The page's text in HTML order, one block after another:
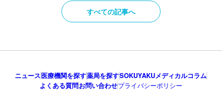
すべての記事へ
ニュース医療機関を探す薬局を探すSOKUYAKUメディカルコラム
よくある質問お問い合わせプライバシーポリシー